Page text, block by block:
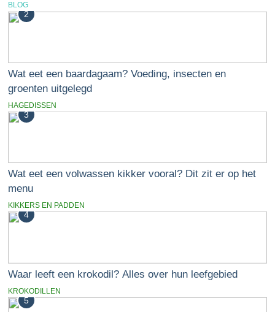
BLOG
2
Wat eet een baardagaam? Voeding, insecten en
groenten uitgelegd
HAGEDISSEN
3
Wat eet een volwassen kikker vooral? Dit zit er op het
menu
KIKKERS EN PADDEN
4
Waar leeft een krokodil? Alles over hun leefgebied
KROKODILLEN
5